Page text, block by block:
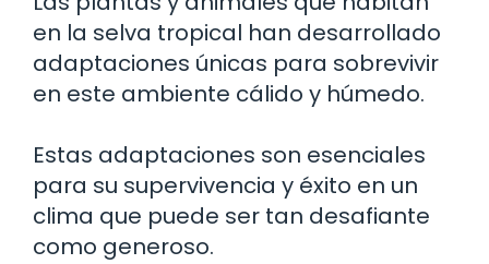
en la selva tropical han desarrollado
adaptaciones únicas para sobrevivir
en este ambiente cálido y húmedo.
Estas adaptaciones son esenciales
para su supervivencia y éxito en un
clima que puede ser tan desafiante
como generoso.